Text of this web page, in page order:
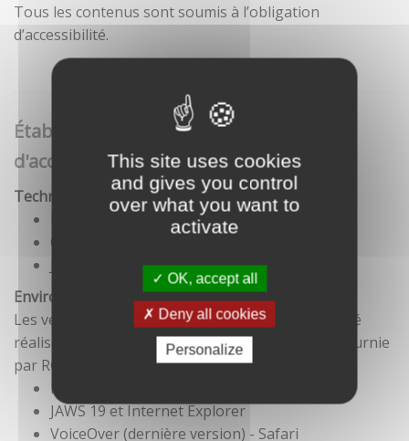
This site uses cookies
and gives you control
over what you want to
activate
OK, accept all
Deny all cookies
Personalize
Tous les contenus sont soumis à l’obligation
d’accessibilité.
Établissement de cette déclaration
d'accessibilité
Technologies utilisées pour la réalisation du site
CSS
Environnement de test
Les vérifications de restitution de contenus ont été
réalisées conformément à la base de référence fournie
par RGAA 3.
Firefox et NVDA
JAWS 19 et Internet Explorer
VoiceOver (dernière version) - Safari